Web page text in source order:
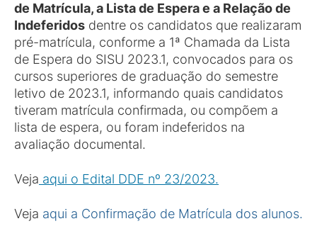
de Matrícula, a Lista de Espera e a Relação de
Indeferidos dentre os candidatos que realizaram
pré-matrícula, conforme a 1ª Chamada da Lista
de Espera do SISU 2023.1, convocados para os
cursos superiores de graduação do semestre
letivo de 2023.1, informando quais candidatos
tiveram matrícula confirmada, ou compõem a
lista de espera, ou foram indeferidos na
avaliação documental.
Veja aqui o Edital DDE nº 23/2023.
Veja aqui a Confirmação de Matrícula dos alunos.